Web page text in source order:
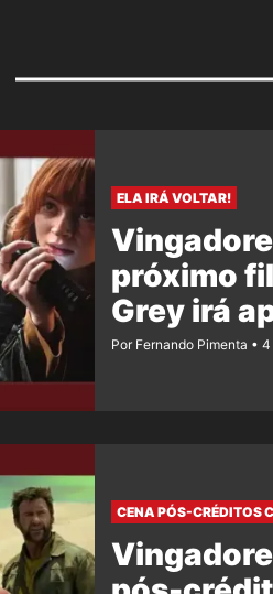
ELA IRÁ VOLTAR!
próximo
Grey irá
Por Fernando Pimenta 4
CENA PÓS-CRÉDITOS